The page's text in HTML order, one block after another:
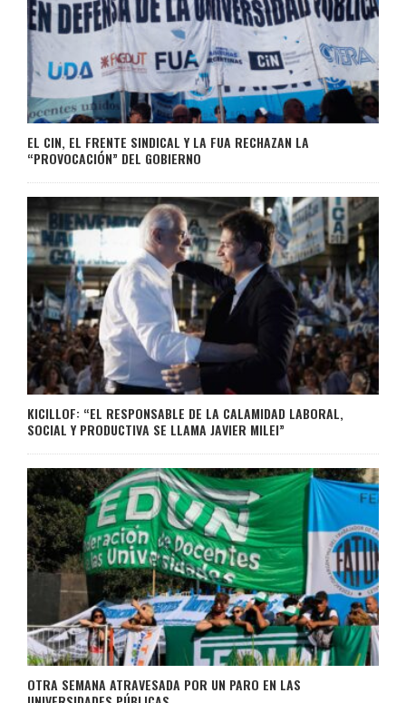
EL CIN, EL FRENTE SINDICAL Y LA FUA RECHAZAN LA
“PROVOCACIÓN” DEL GOBIERNO
KICILLOF: “EL RESPONSABLE DE LA CALAMIDAD LABORAL,
SOCIAL Y PRODUCTIVA SE LLAMA JAVIER MILEI”
OTRA SEMANA ATRAVESADA POR UN PARO EN LAS